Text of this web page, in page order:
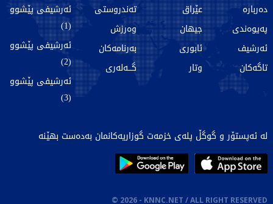
دەربارە
پەیوەندی
ئەرشیف
تاگەکان
عێراق
جیهان
ئابوری
وتار
تەندروستی
وەرزش
بەرنامەکان
گـــەلەری
ئەرشیفی پێشوو
(1)
ئەرشیفی پێشوو
(2)
ئەرشیفی پێشوو
(3)
لە ئەپستۆر و گوگڵ پلەی خزمەت گوزاریەکانمان بەدەست بهێنە
© 2026 - KNNC.NET / ALL RIGHT RESERVED